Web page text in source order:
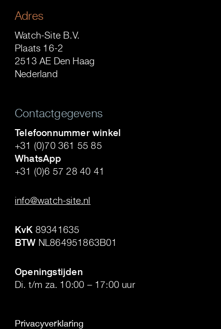
Adres
Watch-Site B.V.
Plaats 16-2
2513 AE Den Haag
Nederland
Contactgegevens
Telefoonnummer winkel
+31 (0)70 361 55 85
WhatsApp
+31 (0)6 57 28 40 41
info@watch-site.nl
KvK 89341635
BTW NL864951863B01
Openingstijden
Di. t/m za. 10:00 – 17:00 uur
Privacyverklaring